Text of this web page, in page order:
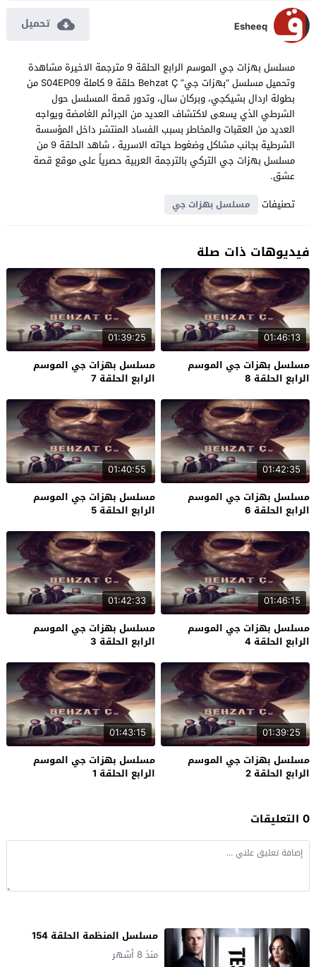
Esheeq تحميل
مسلسل بهزات جي الموسم الرابع الحلقة 9 مترجمة الاخيرة مشاهدة
وتحميل مسلسل “بهزات جي” Behzat Ç حلقة 9 كاملة S04EP09 من
بطولة اردال بشيكجي، وبركان سال، وتدور قصة المسلسل حول
الشرطي الذي يسعى لاكتشاف العديد من الجرائم الغامضة ويواجه
العديد من العقبات والمخاطر بسبب الفساد المنتشر داخل المؤسسة
الشرطية بجانب مشاكل وضغوط حياته الاسرية ، شاهد الحلقة 9 من
مسلسل بهزات جي التركي بالترجمة العربية حصرياً على موقع قصة
عشق.
تصنيفات
مسلسل بهزات جي
فيديوهات ذات صلة
01:46:13
مسلسل بهزات جي الموسم
الرابع الحلقة 8
01:39:25
مسلسل بهزات جي الموسم
الرابع الحلقة 7
01:42:35
مسلسل بهزات جي الموسم
الرابع الحلقة 6
01:40:55
مسلسل بهزات جي الموسم
الرابع الحلقة 5
01:46:15
مسلسل بهزات جي الموسم
الرابع الحلقة 4
01:42:33
مسلسل بهزات جي الموسم
الرابع الحلقة 3
01:39:25
مسلسل بهزات جي الموسم
الرابع الحلقة 2
01:43:15
مسلسل بهزات جي الموسم
الرابع الحلقة 1
0 التعليقات
مسلسل المنظمة الحلقة 154
منذ 8 أشهر